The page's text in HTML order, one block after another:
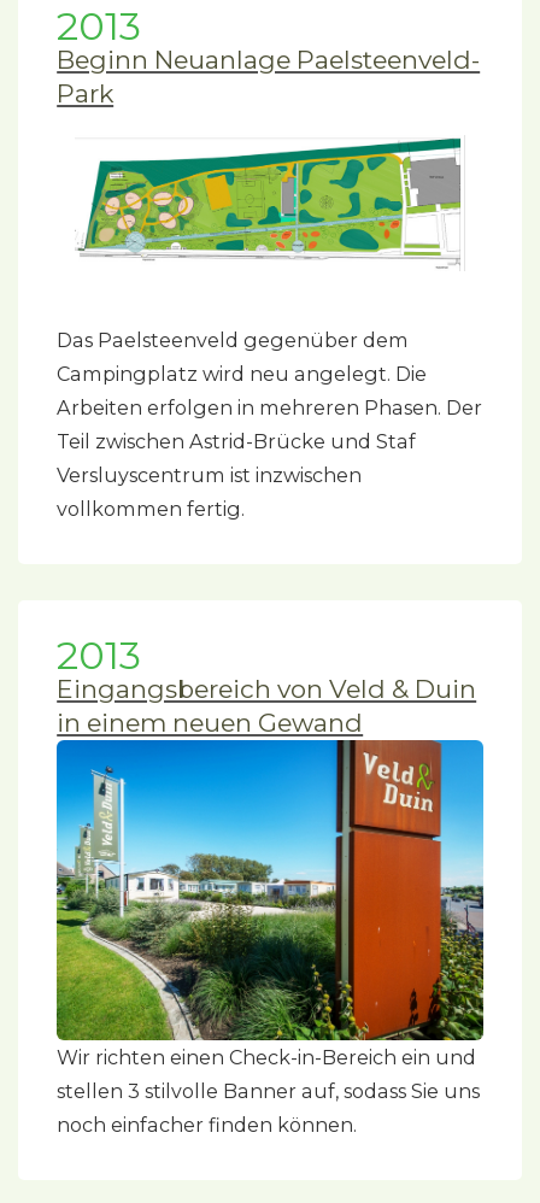
2013
Beginn Neuanlage Paelsteenveld-
Park
Das Paelsteenveld gegenüber dem
Campingplatz wird neu angelegt. Die
Arbeiten erfolgen in mehreren Phasen. Der
Teil zwischen Astrid-Brücke und Staf
Versluyscentrum ist inzwischen
vollkommen fertig.
2013
Eingangsbereich von Veld & Duin
in einem neuen Gewand
Wir richten einen Check-in-Bereich ein und
stellen 3 stilvolle Banner auf, sodass Sie uns
noch einfacher finden können.